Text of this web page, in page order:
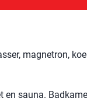
magnetron,
en sauna.